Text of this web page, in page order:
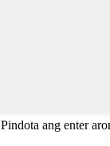
Pindota ang enter